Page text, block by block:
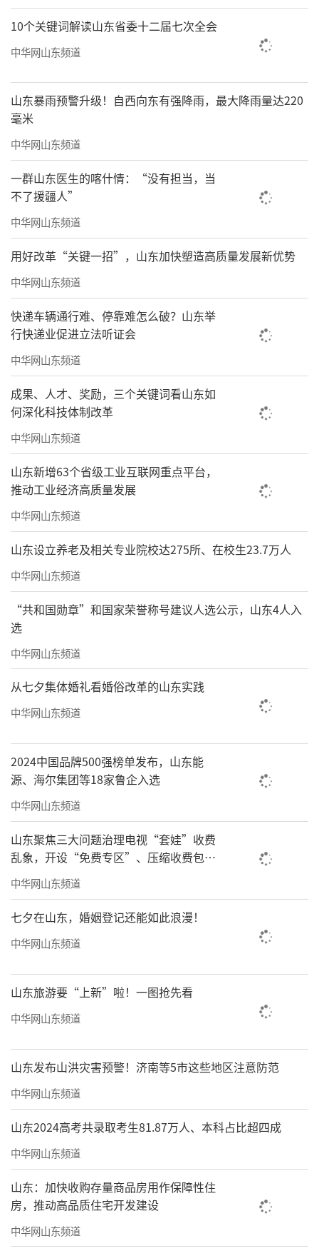
10个关键词解读山东省委十二届七次全会
中华网山东频道
山东暴雨预警升级！自西向东有强降雨，最大降雨量达220
毫米
中华网山东频道
一群山东医生的喀什情：“没有担当，当
不了援疆人”
中华网山东频道
用好改革“关键一招”，山东加快塑造高质量发展新优势
中华网山东频道
快递车辆通行难、停靠难怎么破？山东举
行快递业促进立法听证会
中华网山东频道
成果、人才、奖励，三个关键词看山东如
何深化科技体制改革
中华网山东频道
山东新增63个省级工业互联网重点平台，
推动工业经济高质量发展
中华网山东频道
山东设立养老及相关专业院校达275所、在校生23.7万人
中华网山东频道
“共和国勋章”和国家荣誉称号建议人选公示，山东4人入
选
中华网山东频道
从七夕集体婚礼看婚俗改革的山东实践
中华网山东频道
2024中国品牌500强榜单发布，山东能
源、海尔集团等18家鲁企入选
中华网山东频道
山东聚焦三大问题治理电视“套娃”收费
乱象，开设“免费专区”、压缩收费包比
例70%以上
中华网山东频道
七夕在山东，婚姻登记还能如此浪漫！
中华网山东频道
山东旅游要“上新”啦！一图抢先看
中华网山东频道
山东发布山洪灾害预警！济南等5市这些地区注意防范
中华网山东频道
山东2024高考共录取考生81.87万人、本科占比超四成
中华网山东频道
山东：加快收购存量商品房用作保障性住
房，推动高品质住宅开发建设
中华网山东频道